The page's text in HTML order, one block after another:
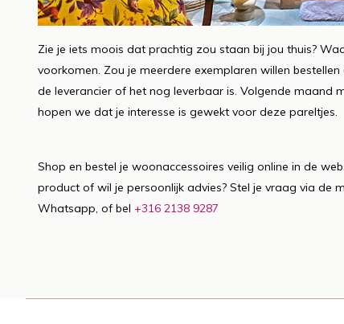
Zie je iets moois dat prachtig zou staan bij jou thuis?
voorkomen. Zou je meerdere exemplaren willen
de leverancier of het nog leverbaar is. Volgende maand
hopen we dat je interesse is gewekt voor deze pareltjes.
Shop en bestel je woonaccessoires veilig online in de
product of wil je persoonlijk advies? Stel je vraag via de
Whatsapp, of bel +316 2138 9287